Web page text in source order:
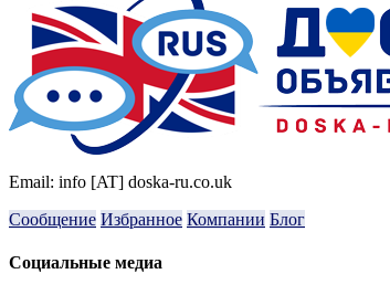
Email: info [AT] doska-ru.co.uk
Сообщение Избранное Компании Блог
Социальные медиа